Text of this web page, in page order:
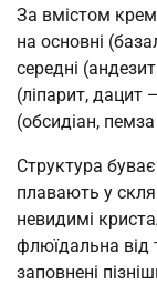
За вмістом
на основні
середні
(ліпарит, дацит
(обсидіан,
Структура
плавають у
невидимі
флюїдальна від
заповнені